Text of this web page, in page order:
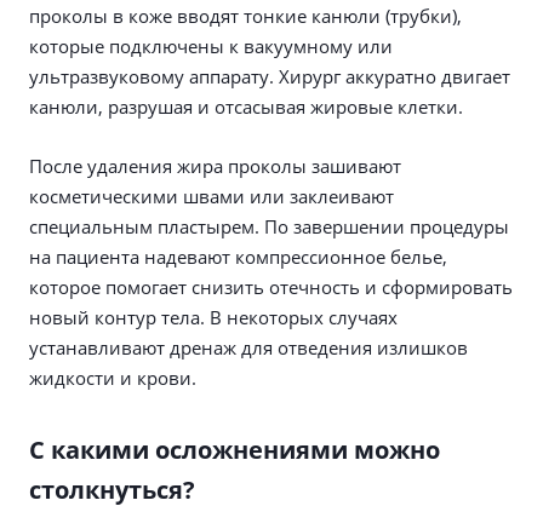
проколы в коже вводят тонкие канюли (трубки),
которые подключены к вакуумному или
ультразвуковому аппарату. Хирург аккуратно двигает
канюли, разрушая и отсасывая жировые клетки.
После удаления жира проколы зашивают
косметическими швами или заклеивают
специальным пластырем. По завершении процедуры
на пациента надевают компрессионное белье,
которое помогает снизить отечность и сформировать
новый контур тела. В некоторых случаях
устанавливают дренаж для отведения излишков
жидкости и крови.
С какими осложнениями можно
столкнуться?